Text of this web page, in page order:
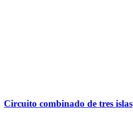
Circuito combinado de tres islas